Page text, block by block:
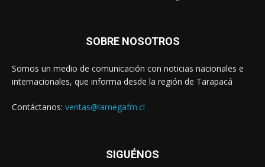
SOBRE NOSOTROS
Somos un medio de comunicación con noticias nacionales e
internacionales, que informa desde la región de Tarapacá
Contáctanos: ventas@lamegafm.cl
SIGUÉNOS